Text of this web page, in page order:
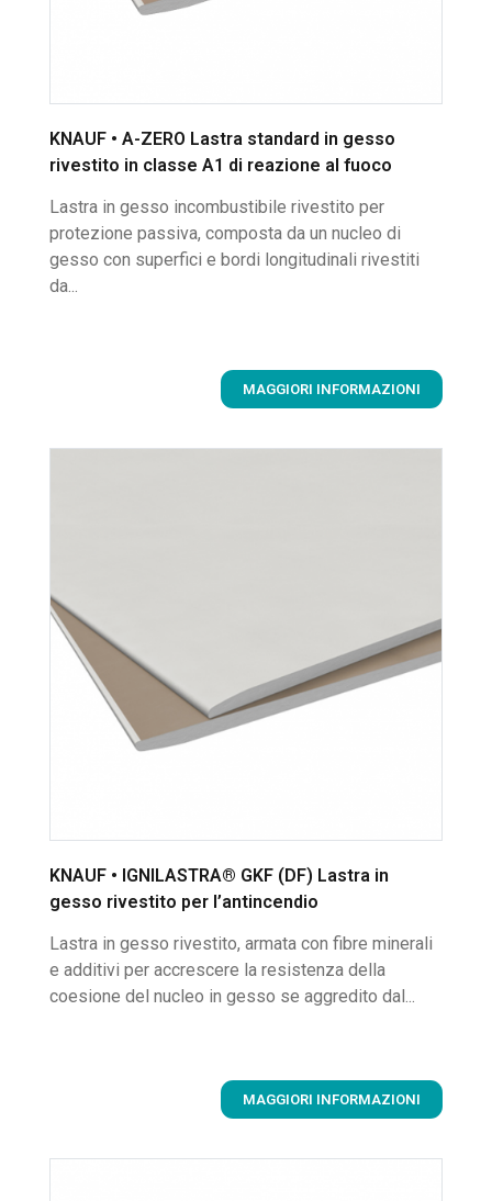
KNAUF • A-ZERO Lastra standard in gesso
rivestito in classe A1 di reazione al fuoco
Lastra in gesso incombustibile rivestito per
protezione passiva, composta da un nucleo di
gesso con superfici e bordi longitudinali rivestiti
da...
MAGGIORI INFORMAZIONI
KNAUF • IGNILASTRA® GKF (DF) Lastra in
gesso rivestito per l’antincendio
Lastra in gesso rivestito, armata con fibre minerali
e additivi per accrescere la resistenza della
coesione del nucleo in gesso se aggredito dal...
MAGGIORI INFORMAZIONI